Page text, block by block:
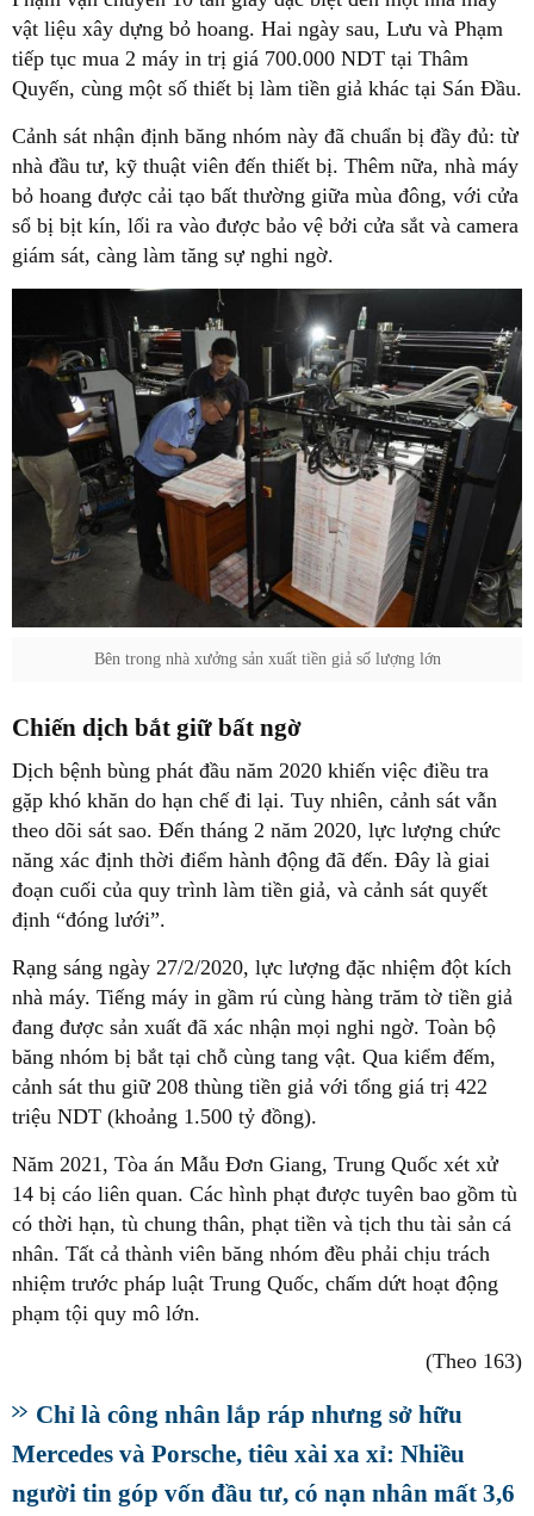
vật liệu xây dựng bỏ hoang. Hai ngày sau, Lưu và Phạm
tiếp tục mua 2 máy in trị giá 700.000 NDT tại Thâm
Quyến, cùng một số thiết bị làm tiền giả khác tại Sán Đầu.
Cảnh sát nhận định băng nhóm này đã chuẩn bị đầy đủ: từ
nhà đầu tư, kỹ thuật viên đến thiết bị. Thêm nữa, nhà máy
bỏ hoang được cải tạo bất thường giữa mùa đông, với cửa
sổ bị bịt kín, lối ra vào được bảo vệ bởi cửa sắt và camera
giám sát, càng làm tăng sự nghi ngờ.
Bên trong nhà xưởng sản xuất tiền giả số lượng lớn
Chiến dịch bắt giữ bất ngờ
Dịch bệnh bùng phát đầu năm 2020 khiến việc điều tra
gặp khó khăn do hạn chế đi lại. Tuy nhiên, cảnh sát vẫn
theo dõi sát sao. Đến tháng 2 năm 2020, lực lượng chức
năng xác định thời điểm hành động đã đến. Đây là giai
đoạn cuối của quy trình làm tiền giả, và cảnh sát quyết
định “đóng lưới”.
Rạng sáng ngày 27/2/2020, lực lượng đặc nhiệm đột kích
nhà máy. Tiếng máy in gầm rú cùng hàng trăm tờ tiền giả
đang được sản xuất đã xác nhận mọi nghi ngờ. Toàn bộ
băng nhóm bị bắt tại chỗ cùng tang vật. Qua kiểm đếm,
cảnh sát thu giữ 208 thùng tiền giả với tổng giá trị 422
triệu NDT (khoảng 1.500 tỷ đồng).
Năm 2021, Tòa án Mẫu Đơn Giang, Trung Quốc xét xử
14 bị cáo liên quan. Các hình phạt được tuyên bao gồm tù
có thời hạn, tù chung thân, phạt tiền và tịch thu tài sản cá
nhân. Tất cả thành viên băng nhóm đều phải chịu trách
nhiệm trước pháp luật Trung Quốc, chấm dứt hoạt động
phạm tội quy mô lớn.
(Theo 163)
Chỉ là công nhân lắp ráp nhưng sở hữu
Mercedes và Porsche, tiêu xài xa xỉ: Nhiều
người tin góp vốn đầu tư, có nạn nhân mất 3,6